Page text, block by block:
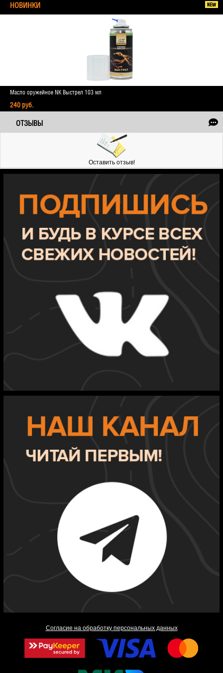
НОВИНКИ
Масло оружейное NK Выстрел 103 мл
240 руб.
ОТЗЫВЫ
Оставить отзыв!
Согласие на обработку персональных данных